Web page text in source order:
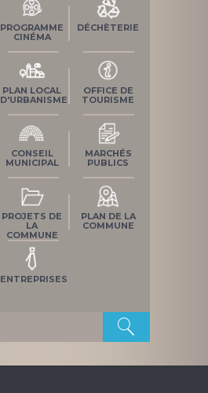
PROGRAMME
CINÉMA
DÉCHÈTERIE
PLAN LOCAL
D'URBANISME
OFFICE DE
TOURISME
CONSEIL
MUNICIPAL
MARCHÉS
PUBLICS
PROJETS DE
LA
COMMUNE
PLAN DE LA
COMMUNE
ENTREPRISES